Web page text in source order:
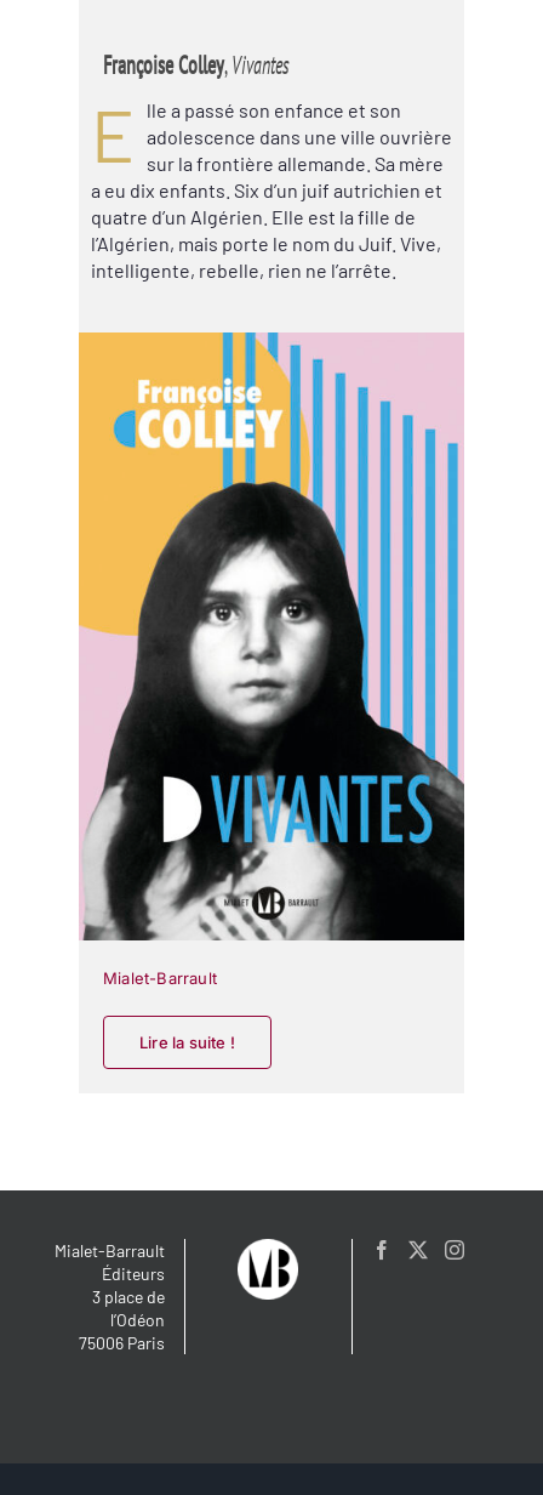
Françoise Colley,Vivantes
E
lle a passé son enfance et son
adolescence dans une ville ouvrière
sur la frontière allemande. Sa mère
a eu dix enfants. Six d’un juif autrichien et
quatre d’un Algérien. Elle est la fille de
l’Algérien, mais porte le nom du Juif. Vive,
intelligente, rebelle, rien ne l’arrête.
Mialet-Barrault
Lire la suite !
Mialet-Barrault
Éditeurs
3 place de
l’Odéon
75006 Paris